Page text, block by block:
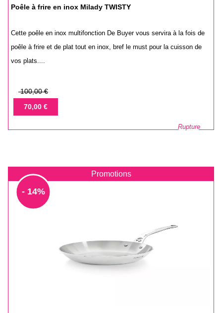
Poêle à frire en inox Milady TWISTY
Cette poêle en inox multifonction De Buyer vous servira à la fois de
poêle à frire et de plat tout en inox, bref le must pour la cuisson de
vos plats....
Prix
base
100,00 €
Prix70,00 €
Rupture
Promotions
- 14%